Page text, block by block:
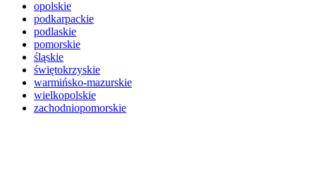
opolskie
podkarpackie
podlaskie
pomorskie
śląskie
świętokrzyskie
warmińsko-mazurskie
wielkopolskie
zachodniopomorskie